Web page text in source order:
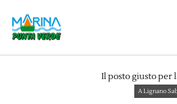
A Lignano
Il posto giusto per